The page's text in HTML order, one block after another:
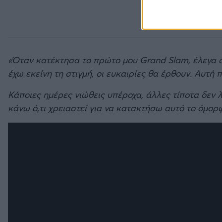
«Όταν κατέκτησα το πρώτο μου Grand Slam, έλεγα
έχω εκείνη τη στιγμή, οι ευκαιρίες θα έρθουν. Αυτή
Κάποιες ημέρες νιώθεις υπέροχα, άλλες τίποτα δεν
κάνω ό,τι χρειαστεί για να κατακτήσω αυτό το